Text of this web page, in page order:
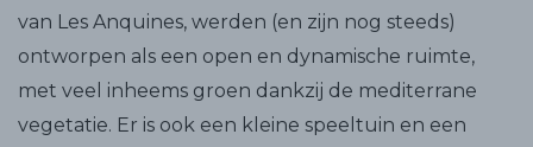
van Les Anquines, werden (en zijn nog steeds)
ontworpen als een open en dynamische ruimte,
met veel inheems groen dankzij de mediterrane
vegetatie. Er is ook een kleine speeltuin en een